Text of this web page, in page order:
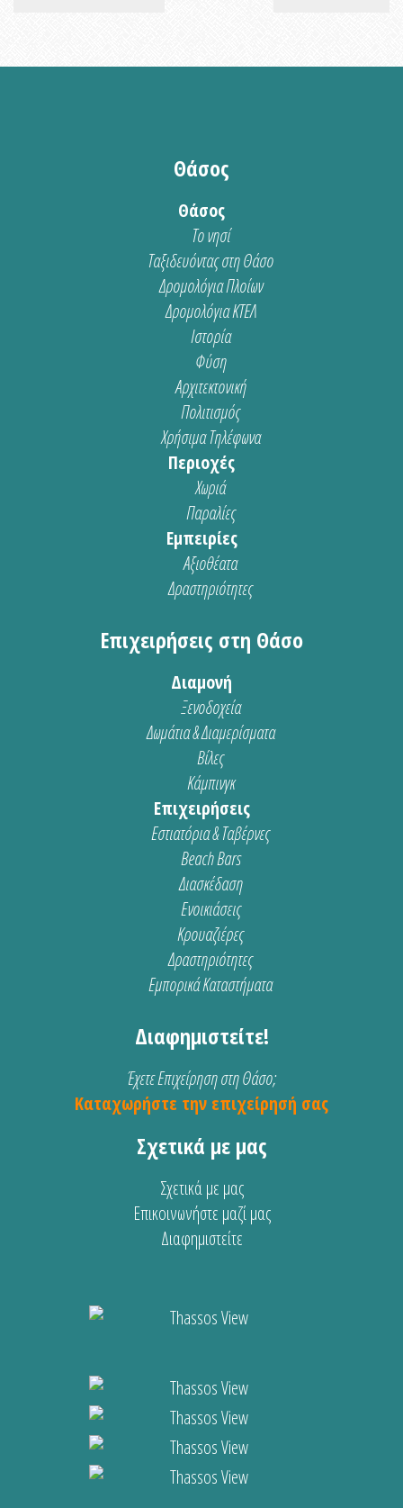
Θάσος
Θάσος
Το νησί
Ταξιδευόντας στη Θάσο
Δρομολόγια Πλοίων
Δρομολόγια ΚΤΕΛ
Ιστορία
Φύση
Αρχιτεκτονική
Πολιτισμός
Χρήσιμα Τηλέφωνα
Περιοχές
Χωριά
Παραλίες
Εμπειρίες
Αξιοθέατα
Δραστηριότητες
Επιχειρήσεις στη Θάσο
Διαμονή
Ξενοδοχεία
Δωμάτια & Διαμερίσματα
Βίλες
Κάμπινγκ
Επιχειρήσεις
Εστιατόρια & Ταβέρνες
Beach Bars
Διασκέδαση
Ενοικιάσεις
Κρουαζιέρες
Δραστηριότητες
Εμπορικά Καταστήματα
Διαφημιστείτε!
Έχετε Επιχείρηση στη Θάσο;
Καταχωρήστε την επιχείρησή σας
Σχετικά με μας
Σχετικά με μας
Επικοινωνήστε μαζί μας
Διαφημιστείτε